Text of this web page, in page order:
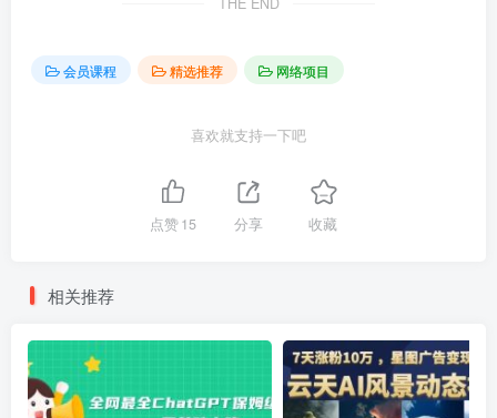
会员课程 精选推荐 网络项目
喜欢就支持一下吧
点赞15 分享 收藏
相关推荐